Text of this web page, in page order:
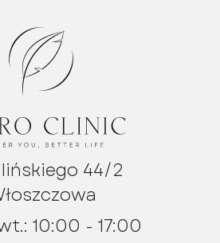
44/2
10:00 - 17:00